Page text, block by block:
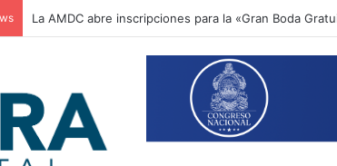
La AMDC abre inscripciones para la «Gran Boda